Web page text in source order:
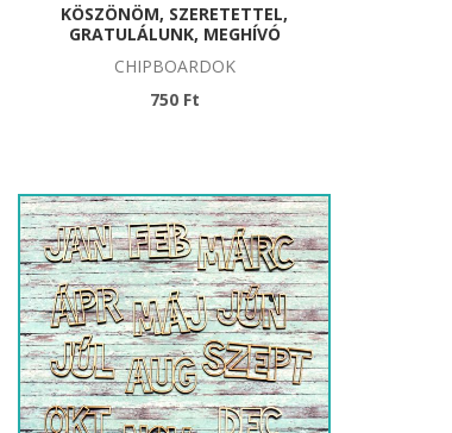
KÖSZÖNÖM, SZERETETTEL,
GRATULÁLUNK, MEGHÍVÓ
CHIPBOARDOK
750 Ft